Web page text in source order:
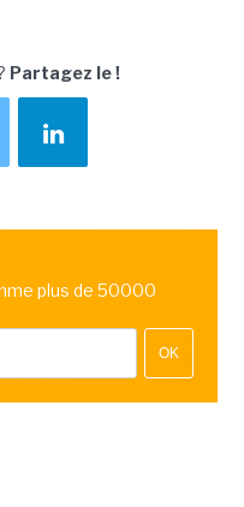
Partagez le !
plus de 50000
OK